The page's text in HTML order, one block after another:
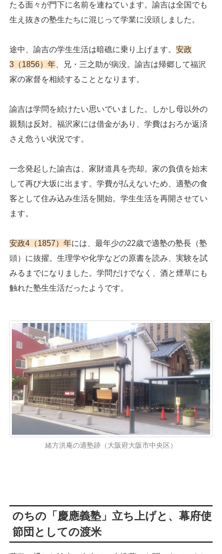
たる面々が門下に名前を連ねています。諭吉は全国でも
生え抜きの塾生たちに混じって学業に没頭しました。
途中、諭吉の学生生活は暗礁に乗り上げます。 安政
3（1856）年 、兄・三之助が病没。諭吉は帰郷して福沢
家の家督を相続することとなります。
諭吉は学問を続けたい思いでいました。しかし母以外の
親類は反対。福沢家には借金があり、学費はおろか返済
さえ危うい状況です。
一念発起した諭吉は、家財道具を売却。家の負債を始末
して再び大坂に出ます。学費が払えないため、適塾の食
客として住み込み生活を開始。学生生活を再開させてい
ます。
安政4（1857）年には、最年少の22歳で適塾の塾長（塾
頭）に抜擢。生理学や化学などの原書を読み、実験を試
みるまでになりました。学問だけでなく、酒と煙草にも
触れた塾生生活だったようです。
緒方洪庵の適塾跡（大阪府大阪市中央区）
のちの「慶應義塾」立ち上げと、幕府使
節団としての渡米